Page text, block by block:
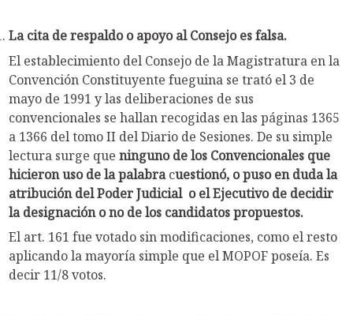
La cita de respaldo o apoyo al Consejo es falsa.
El establecimiento del Consejo de la Magistratura en la
Convención Constituyente fueguina se trató el 3 de
mayo de 1991 y las deliberaciones de sus
convencionales se hallan recogidas en las páginas 1365
a 1366 del tomo II del Diario de Sesiones. De su simple
lectura surge que ninguno de los Convencionales que
hicieron uso de la palabracuestionó, o puso en duda la
atribución del Poder Judicial o el Ejecutivo de decidir
la designación o no de los candidatos propuestos.
El art. 161 fue votado sin modificaciones, como el resto
aplicando la mayoría simple que el MOPOF poseía. Es
decir 11/8 votos.